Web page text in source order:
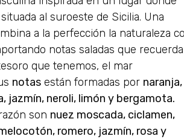
al suroeste de Sicilia. Una
a la perfección la naturaleza
notas saladas que
que tenemos, el mar
notas están formadas por naranja,
jazmín, neroli, limón y bergamota.
son nuez moscada, ciclamen,
romero, jazmín, rosa y